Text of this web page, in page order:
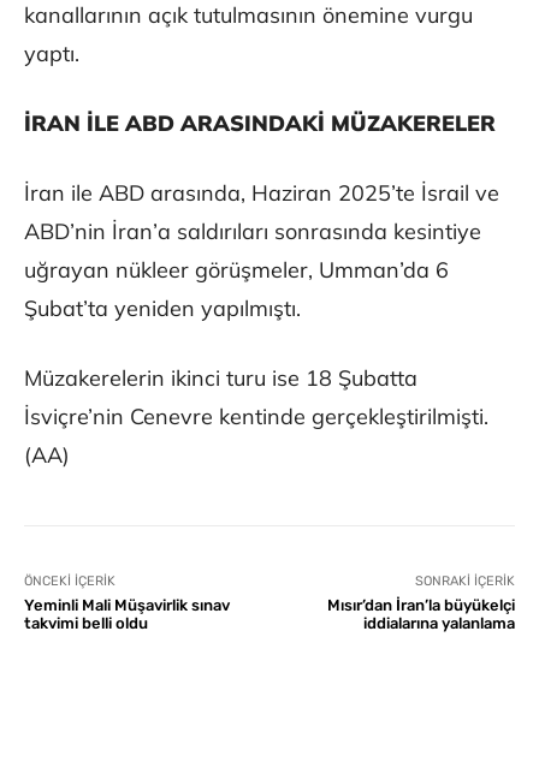
kanallarının açık tutulmasının önemine vurgu
yaptı.
İRAN İLE ABD ARASINDAKİ MÜZAKERELER
İran ile ABD arasında, Haziran 2025’te İsrail ve
ABD’nin İran’a saldırıları sonrasında kesintiye
uğrayan nükleer görüşmeler, Umman’da 6
Şubat’ta yeniden yapılmıştı.
Müzakerelerin ikinci turu ise 18 Şubatta
İsviçre’nin Cenevre kentinde gerçekleştirilmişti.
(AA)
ÖNCEKI İÇERIK
Yeminli Mali Müşavirlik sınav
takvimi belli oldu
SONRAKI İÇERIK
Mısır’dan İran’la büyükelçi
iddialarına yalanlama